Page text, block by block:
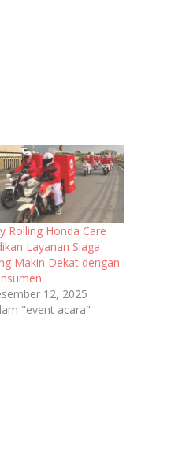
Rolling Honda Care
Layanan Siaga
Makin Dekat dengan
12, 2025
"event acara"